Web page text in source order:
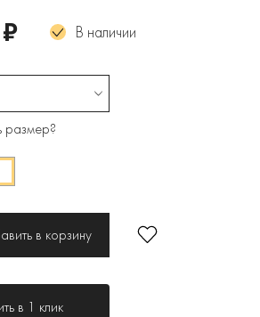
В наличии
размер?
в корзину
в 1 клик